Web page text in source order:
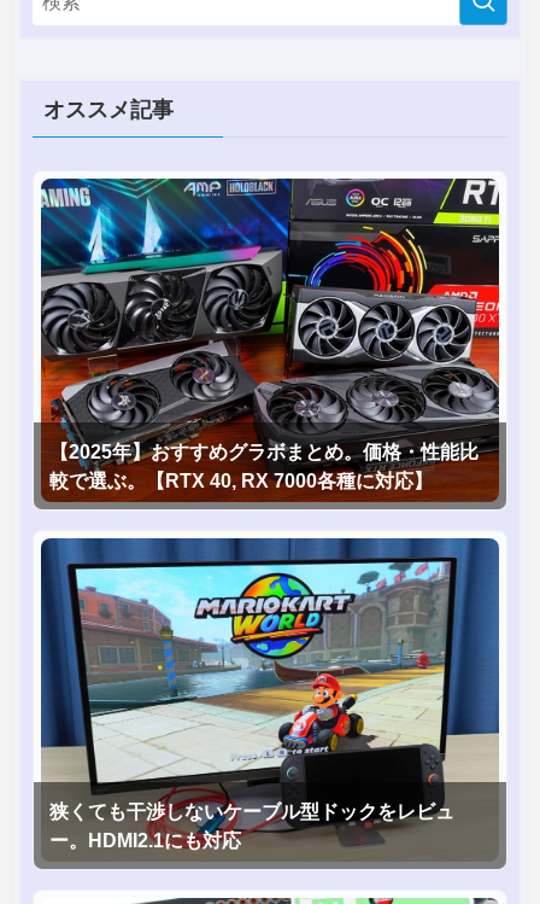
オススメ記事
【2025年】おすすめグラボまとめ。価格・性能比
較で選ぶ。【RTX 40, RX 7000各種に対応】
狭くても干渉しないケーブル型ドックをレビュ
ー。HDMI2.1にも対応